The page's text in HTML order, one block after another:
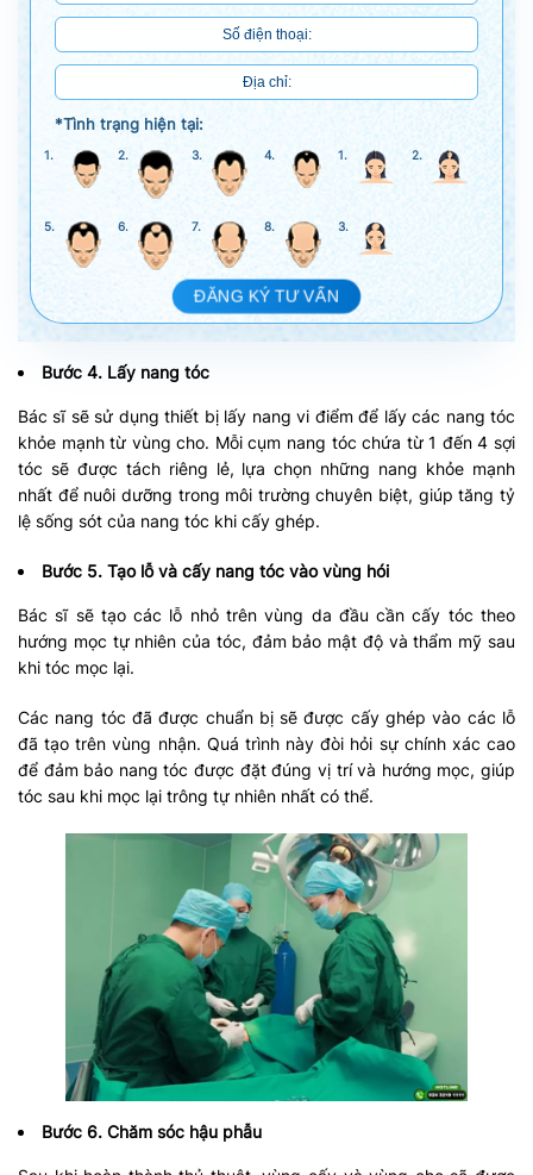
*Tình trạng hiện tại:
1. 2. 3. 4. 1. 2.
5. 6. 7. 8. 3.
ĐĂNG KÝ TƯ VẤN
Bước 4. Lấy nang tóc
Bác sĩ sẽ sử dụng thiết bị lấy nang vi điểm để lấy các nang tóc
khỏe mạnh từ vùng cho. Mỗi cụm nang tóc chứa từ 1 đến 4 sợi
tóc sẽ được tách riêng lẻ, lựa chọn những nang khỏe mạnh
nhất để nuôi dưỡng trong môi trường chuyên biệt, giúp tăng tỷ
lệ sống sót của nang tóc khi cấy ghép. ​
Bước 5. Tạo lỗ và cấy nang tóc vào vùng hói
Bác sĩ sẽ tạo các lỗ nhỏ trên vùng da đầu cần cấy tóc theo
hướng mọc tự nhiên của tóc, đảm bảo mật độ và thẩm mỹ sau
khi tóc mọc lại.​
Các nang tóc đã được chuẩn bị sẽ được cấy ghép vào các lỗ
đã tạo trên vùng nhận. Quá trình này đòi hỏi sự chính xác cao
để đảm bảo nang tóc được đặt đúng vị trí và hướng mọc, giúp
tóc sau khi mọc lại trông tự nhiên nhất có thể.​
Bước 6. Chăm sóc hậu phẫu